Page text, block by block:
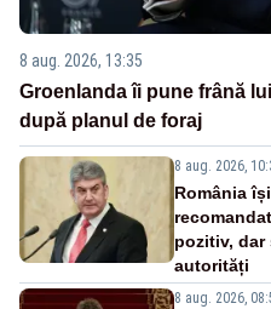
8 aug. 2026, 13:35
Groenlanda îi pune frână
după planul de foraj
8 aug. 2026,
România
pozitiv, dar
autorități
8 aug. 2026,